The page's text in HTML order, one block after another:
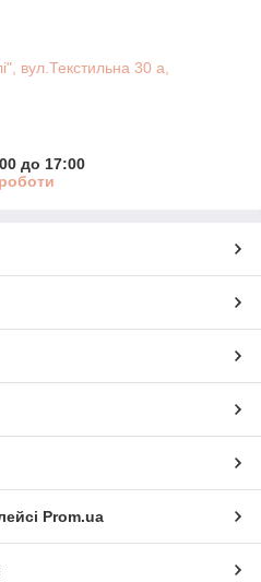
вул.Текстильна 30 а,
до 17:00
Prom.ua